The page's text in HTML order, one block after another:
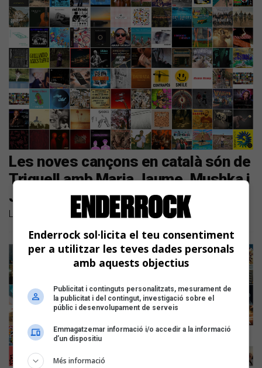
Les noves cançons en català són de
Triquell amb Maria Jaume, Mushka i
Júlia Colom
Llistem les novetats discogràfiques d'aquest mes
Enderrock sol·licita el teu consentiment
per a utilitzar les teves dades personals
amb aquests objectius
Publicitat i continguts personalitzats, mesurament de
la publicitat i del contingut, investigació sobre el
públic i desenvolupament de serveis
Emmagatzemar informació i/o accedir a la informació
d’un dispositiu
Més informació